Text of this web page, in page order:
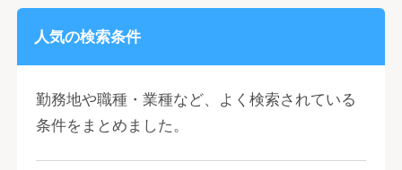
人気の検索条件
勤務地や職種・業種など、よく検索されている
条件をまとめました。